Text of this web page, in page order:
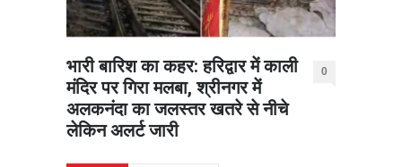
भारी बारिश का कहर: हरिद्वार में काली
मंदिर पर गिरा मलबा, श्रीनगर में
अलकनंदा का जलस्तर खतरे से नीचे
लेकिन अलर्ट जारी
0